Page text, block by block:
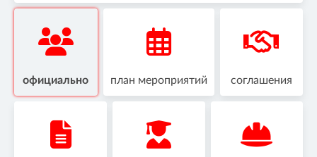
официально план мероприятий соглашения